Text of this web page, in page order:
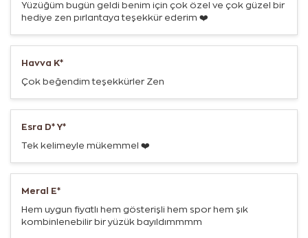
Yüzüğüm bugün geldi benim için çok özel ve çok güzel bir
hediye zen pırlantaya teşekkür ederim ❤️
Havva K*
Çok beğendim teşekkürler Zen
Esra D* Y*
Tek kelimeyle mükemmel ❤️
Meral E*
Hem uygun fiyatlı hem gösterişli hem spor hem şık
kombinlenebilir bir yüzük bayıldımmmm